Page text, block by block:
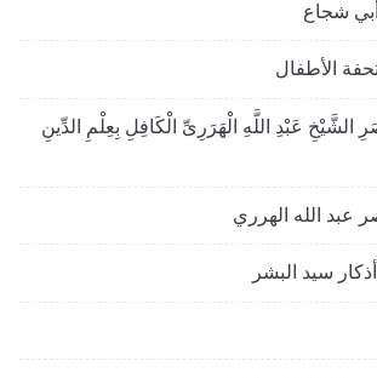
شجاع
الأطفال
عَبْدِ اللَّهِ الْهَرَرِىِّ الْكَافِلِ بِعِلْمِ الدِّينِ
عبد الله الهرري
سيد البشر